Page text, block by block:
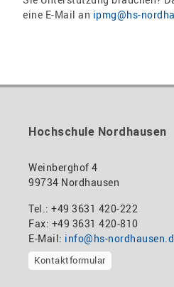
eine E-Mail an ipmg@hs-
Hochschule Nordhausen
Weinberghof 4
99734 Nordhausen
Tel.: +49 3631 420-222
Fax: +49 3631 420-810
E-Mail: info@hs-
Kontaktformular